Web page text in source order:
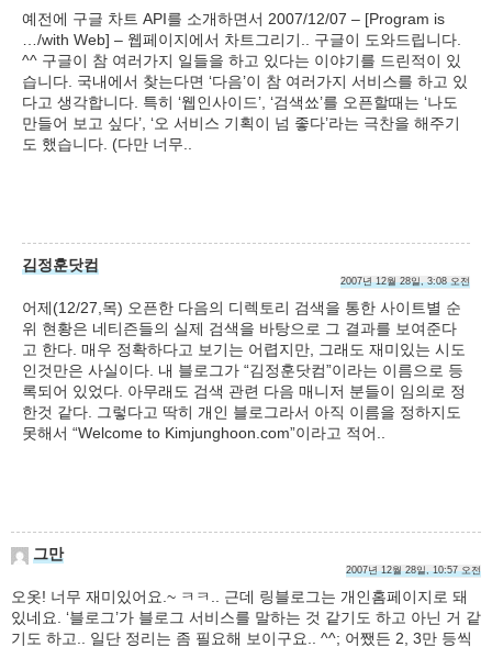
예전에 구글 차트 API를 소개하면서 2007/12/07 – [Program is
…/with Web] – 웹페이지에서 차트그리기.. 구글이 도와드립니다.
^^ 구글이 참 여러가지 일들을 하고 있다는 이야기를 드린적이 있
습니다. 국내에서 찾는다면 ‘다음’이 참 여러가지 서비스를 하고 있
다고 생각합니다. 특히 ‘웹인사이드’, ‘검색쑈’를 오픈할때는 ‘나도
만들어 보고 싶다’, ‘오 서비스 기획이 넘 좋다’라는 극찬을 해주기
도 했습니다. (다만 너무..
김정훈닷컴
2007년 12월 28일, 3:08 오전
어제(12/27,목) 오픈한 다음의 디렉토리 검색을 통한 사이트별 순
위 현황은 네티즌들의 실제 검색을 바탕으로 그 결과를 보여준다
고 한다. 매우 정확하다고 보기는 어렵지만, 그래도 재미있는 시도
인것만은 사실이다. 내 블로그가 “김정훈닷컴”이라는 이름으로 등
록되어 있었다. 아무래도 검색 관련 다음 매니저 분들이 임의로 정
한것 같다. 그렇다고 딱히 개인 블로그라서 아직 이름을 정하지도
못해서 “Welcome to Kimjunghoon.com”이라고 적어..
그만
2007년 12월 28일, 10:57 오전
오옷! 너무 재미있어요.~ ㅋㅋ.. 근데 링블로그는 개인홈페이지로 돼
있네요. ‘블로그’가 블로그 서비스를 말하는 것 같기도 하고 아닌 거 같
기도 하고.. 일단 정리는 좀 필요해 보이구요.. ^^; 어쨌든 2, 3만 등씩